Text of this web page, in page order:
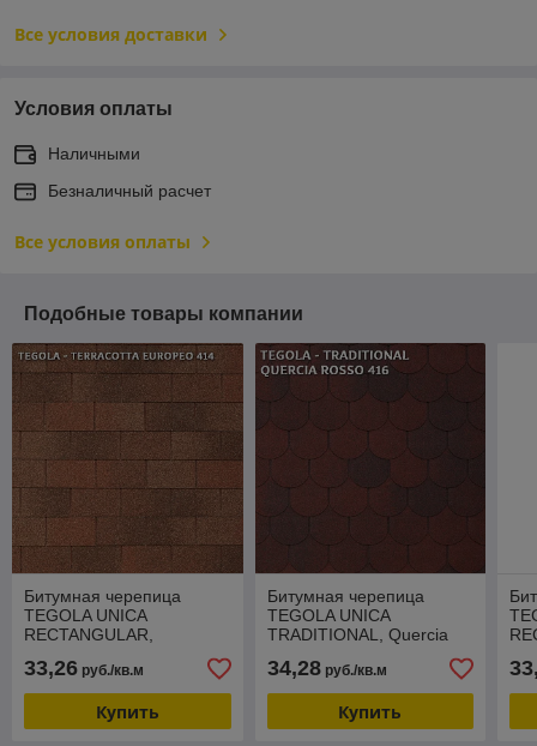
Все условия доставки
Условия оплаты
Наличными
Безналичный расчет
Все условия оплаты
Подобные товары компании
Битумная черепица
TEGOLA UNICA
RECTANGULAR,
33,26 руб./кв.м
Купить
Битумная черепица
TEGOLA UNICA
TRADITIONAL, Quercia
34,28руб./кв.м
Купить